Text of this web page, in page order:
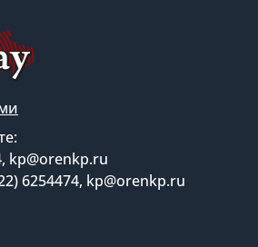
kp@orenkp.ru
6254474, kp@orenkp.ru